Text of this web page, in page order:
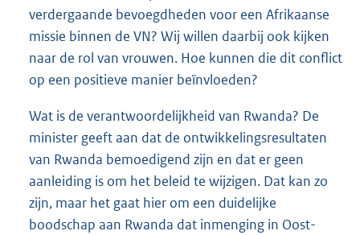
verdergaande bevoegdheden voor een Afrikaanse
missie binnen de VN? Wij willen daarbij ook kijken
naar de rol van vrouwen. Hoe kunnen die dit conflict
op een positieve manier beïnvloeden?
Wat is de verantwoordelijkheid van Rwanda? De
minister geeft aan dat de ontwikkelingsresultaten
van Rwanda bemoedigend zijn en dat er geen
aanleiding is om het beleid te wijzigen. Dat kan zo
zijn, maar het gaat hier om een duidelijke
boodschap aan Rwanda dat inmenging in Oost-